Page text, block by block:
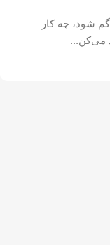
شود، چه کار
می‌کن...